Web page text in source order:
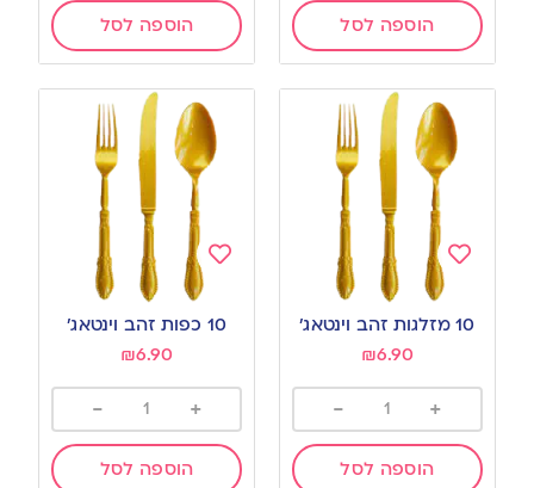
הוספה לסל הוספה לסל
Add
to
10 מזלגות זהב וינטאג’
₪6.90
+
-
הוספה לסל
Add
to
10 כפות זהב וינטאג’
₪6.90
+
-
הוספה לסל